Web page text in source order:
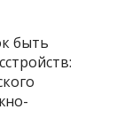
быть